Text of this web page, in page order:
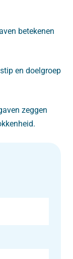
betekenen
en doelgroep
zeggen